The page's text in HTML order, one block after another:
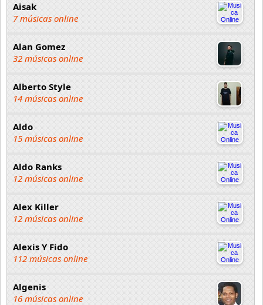
Aisak
7 músicas online
Alan Gomez
32 músicas online
Alberto Style
14 músicas online
Aldo
15 músicas online
Aldo Ranks
12 músicas online
Alex Killer
12 músicas online
Alexis Y Fido
112 músicas online
Algenis
16 músicas online